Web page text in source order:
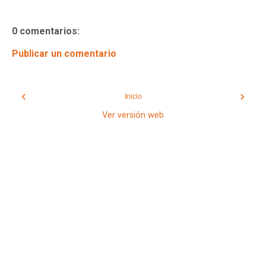
0 comentarios:
Publicar un comentario
‹ ›
Inicio
Ver versión web